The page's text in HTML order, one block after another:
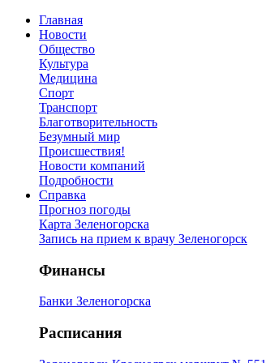
Главная
Новости
Общество
Культура
Медицина
Спорт
Транспорт
Благотворительность
Безумный мир
Происшествия!
Новости компаний
Подробности
Справка
Прогноз погоды
Карта Зеленогорска
Запись на прием к врачу Зеленогорск
Финансы
Банки Зеленогорска
Расписания